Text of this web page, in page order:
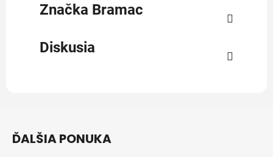
Značka Bramac
Diskusia
ĎALŠIA PONUKA